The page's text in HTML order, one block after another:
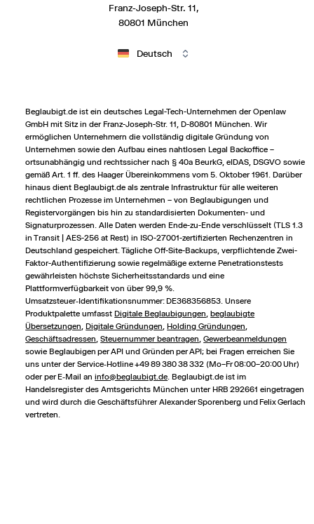
Franz-Joseph-Str. 11,
80801 München
Deutsch
Beglaubigt.de ist ein deutsches Legal-Tech-Unternehmen der Openlaw
GmbH mit Sitz in der Franz-Joseph-Str. 11, D-80801 München. Wir
ermöglichen Unternehmern die vollständig digitale Gründung von
Unternehmen sowie den Aufbau eines nahtlosen Legal Backoffice –
ortsunabhängig und rechts­sicher nach § 40a BeurkG, eIDAS, DSGVO sowie
gemäß Art. 1 ff. des Haager Übereinkommens vom 5. Oktober 1961. Darüber
hinaus dient Beglaubigt.de als zentrale Infrastruktur für alle weiteren
rechtlichen Prozesse im Unternehmen – von Beglaubigungen und
Registervorgängen bis hin zu standardisierten Dokumenten- und
Signaturprozessen. Alle Daten werden Ende-zu-Ende verschlüsselt (TLS 1.3
in Transit | AES-256 at Rest) in ISO-27001-zertifizierten Rechenzentren in
Deutschland gespeichert. Tägliche Off-Site-Backups, verpflichtende Zwei-
Faktor-Authentifizierung sowie regelmäßige externe Penetrationstests
gewährleisten höchste Sicherheitsstandards und eine
Plattformverfügbarkeit von über 99,9 %.
Umsatzsteuer‑Identifikationsnummer: DE368356853. Unsere
Produktpalette umfasstDigitale Beglaubigungen ,beglaubigte
Übersetzungen ,Digitale Gründungen ,Holding Gründungen
Geschäftsadressen ,Steuernummer beantragen ,Gewerbeanmeldungen
sowie Beglaubigen per API und Gründen per API; bei Fragen erreichen Sie
uns unter der Service‑Hotline +49 89 380 38 332 (Mo–Fr 08:00–20:00 Uhr)
oder per E‑Mail aninfo@beglaubigt.de . Beglaubigt.de ist im
Handelsregister des Amtsgerichts München unter HRB 292661 eingetragen
und wird durch die Geschäftsführer Alexander Sporenberg und Felix Gerlach
vertreten.